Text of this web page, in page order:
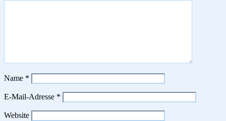
Name *
E-Mail-Adresse *
Website